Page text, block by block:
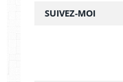
SUIVEZ-MOI